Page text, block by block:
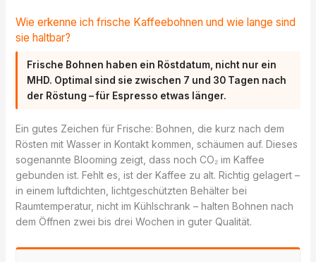
Wie erkenne ich frische Kaffeebohnen und wie lange sind
sie haltbar?
Frische Bohnen haben ein Röstdatum, nicht nur ein
MHD. Optimal sind sie zwischen 7 und 30 Tagen nach
der Röstung – für Espresso etwas länger.
Ein gutes Zeichen für Frische: Bohnen, die kurz nach dem
Rösten mit Wasser in Kontakt kommen, schäumen auf. Dieses
sogenannte Blooming zeigt, dass noch CO₂ im Kaffee
gebunden ist. Fehlt es, ist der Kaffee zu alt. Richtig gelagert –
in einem luftdichten, lichtgeschützten Behälter bei
Raumtemperatur, nicht im Kühlschrank – halten Bohnen nach
dem Öffnen zwei bis drei Wochen in guter Qualität.